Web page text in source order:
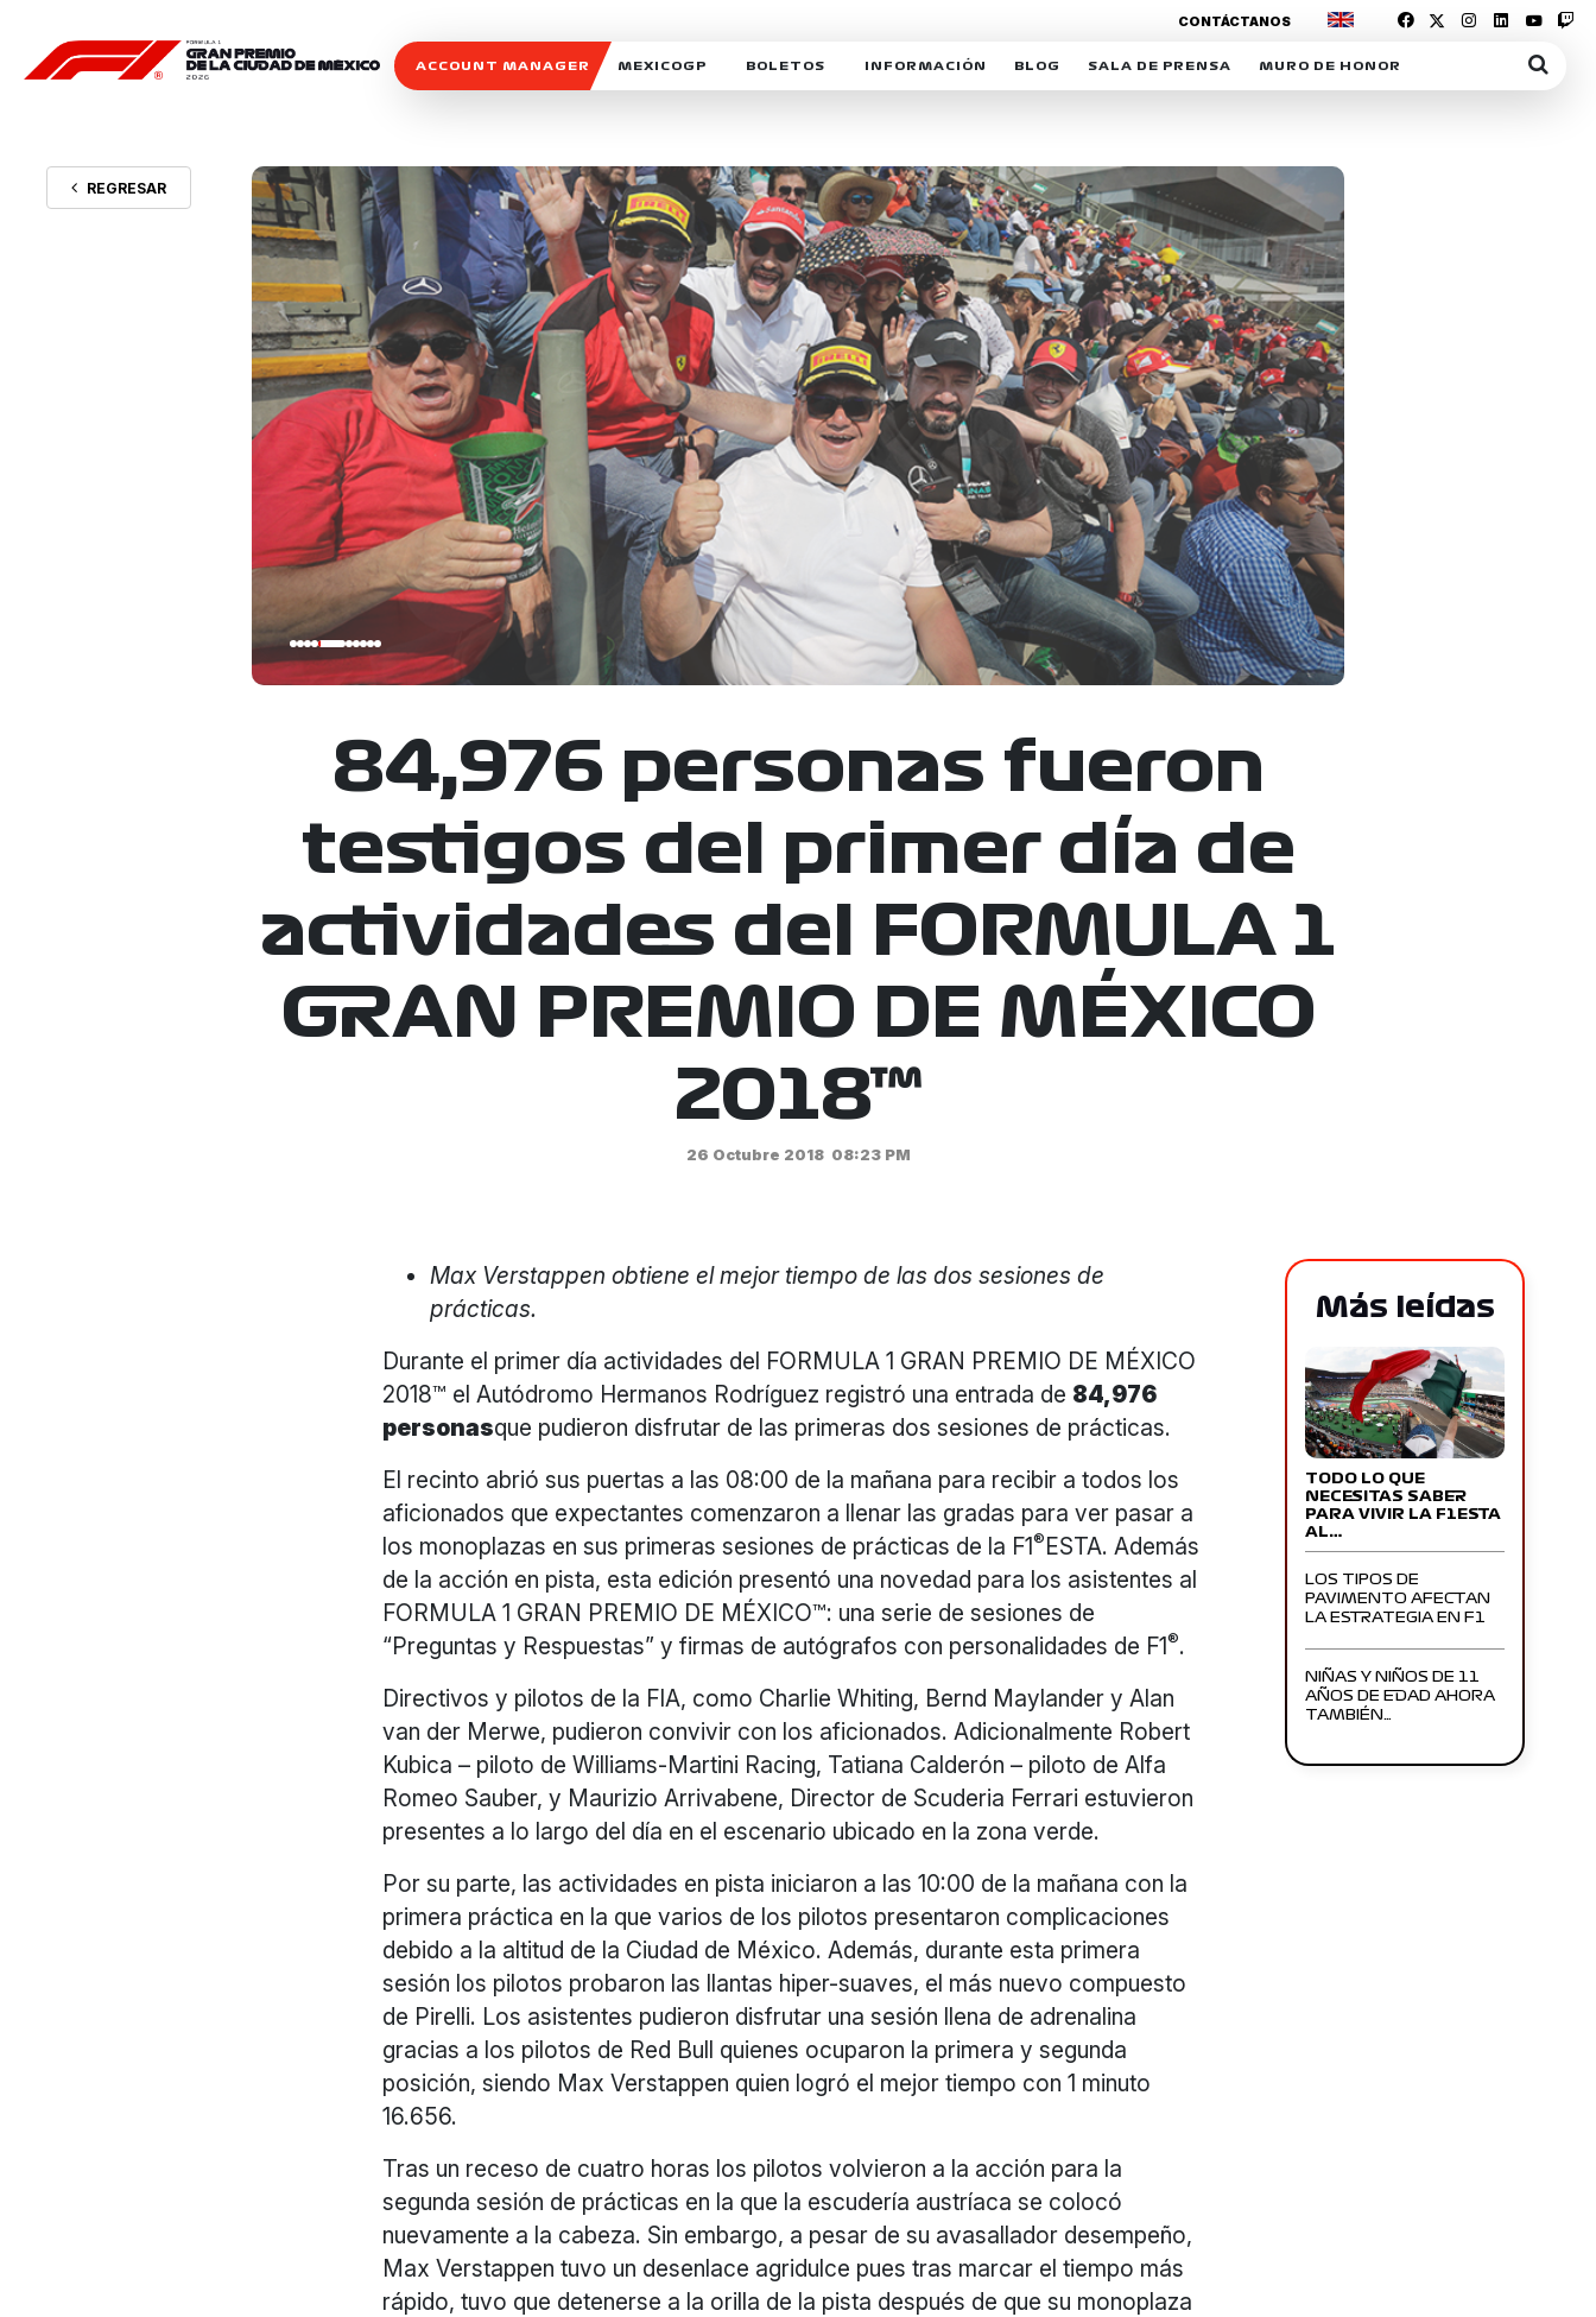
ACCOUNT MANAGER MEXICOGP
SOSTENIBILIDAD
CELEBRA CON NOSOTROS
BOLETOS INFORMACIÓN
DERECHO DE PRIMERA OPCIÓN
REFORESTEMOS JUNTOS
MOTORSPORT ACADEMY
VOLUNTARIOS
EXPOSICIÓN FOTOGRÁFICA
CAMPEONATO
PATROCINADORES
LEGALES TICKETMASTER
BLOG
MEXICOGP
INTERACTIVOS
SALA DE PRENSA
ACREDITACIONES
MURO DE HONOR
CONTÁCTANOS
REGRESAR
84,976 personas fueron
testigos del primer día de
actividades del FORMULA 1
GRAN PREMIO DE MÉXICO
2018™
26 Octubre 2018 08:23 PM
Max Verstappen obtiene el mejor tiempo de las dos sesiones de
prácticas.
Durante el primer día actividades del FORMULA 1 GRAN PREMIO DE MÉXICO
2018™ el Autódromo Hermanos Rodríguez registró una entrada de 84,976
personasque pudieron disfrutar de las primeras dos sesiones de prácticas.
El recinto abrió sus puertas a las 08:00 de la mañana para recibir a todos los
aficionados que expectantes comenzaron a llenar las gradas para ver pasar a
los monoplazas en sus primeras sesiones de prácticas de la F1®ESTA. Además
de la acción en pista, esta edición presentó una novedad para los asistentes al
FORMULA 1 GRAN PREMIO DE MÉXICO™: una serie de sesiones de
“Preguntas y Respuestas” y firmas de autógrafos con personalidades de F1®.
Directivos y pilotos de la FIA, como Charlie Whiting, Bernd Maylander y Alan
van der Merwe, pudieron convivir con los aficionados. Adicionalmente Robert
Kubica – piloto de Williams-Martini Racing, Tatiana Calderón – piloto de Alfa
Romeo Sauber, y Maurizio Arrivabene, Director de Scuderia Ferrari estuvieron
presentes a lo largo del día en el escenario ubicado en la zona verde.
Por su parte, las actividades en pista iniciaron a las 10:00 de la mañana con la
primera práctica en la que varios de los pilotos presentaron complicaciones
debido a la altitud de la Ciudad de México. Además, durante esta primera
sesión los pilotos probaron las llantas hiper-suaves, el más nuevo compuesto
de Pirelli. Los asistentes pudieron disfrutar una sesión llena de adrenalina
gracias a los pilotos de Red Bull quienes ocuparon la primera y segunda
posición, siendo Max Verstappen quien logró el mejor tiempo con 1 minuto
16.656.
Tras un receso de cuatro horas los pilotos volvieron a la acción para la
segunda sesión de prácticas en la que la escudería austríaca se colocó
nuevamente a la cabeza. Sin embargo, a pesar de su avasallador desempeño,
Max Verstappen tuvo un desenlace agridulce pues tras marcar el tiempo más
rápido, tuvo que detenerse a la orilla de la pista después de que su monoplaza
Más leídas
TODO LO QUE
NECESITAS SABER
PARA VIVIR LA F1ESTA
AL…
LOS TIPOS DE
PAVIMENTO AFECTAN
LA ESTRATEGIA EN F1
NIÑAS Y NIÑOS DE 11
AÑOS DE EDAD AHORA
TAMBIÉN…